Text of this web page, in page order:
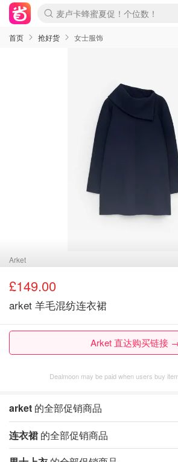
麦卢卡蜂蜜夏促！个位数！
Prada/Miu 4.8折！
啥？必胜客披萨5折！
首页 抢好货 女士服饰
Arket
£149.00
arket 羊毛混纺连衣裙
Arket 直达购买链接
Dealmoon may be paid when users buy
arket 的全部促销商品
连衣裙 的全部促销商品